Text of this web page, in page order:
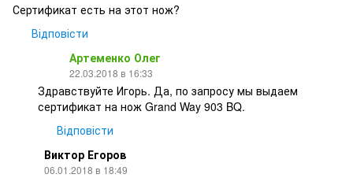
Сертификат есть на этот нож?
Відповісти
Артеменко Олег
22.03.2018 в 16:33
Здравствуйте Игорь. Да, по запросу мы выдаем
сертификат на нож Grand Way 903 BQ.
Відповісти
Виктор Егоров
06.01.2018 в 18:49